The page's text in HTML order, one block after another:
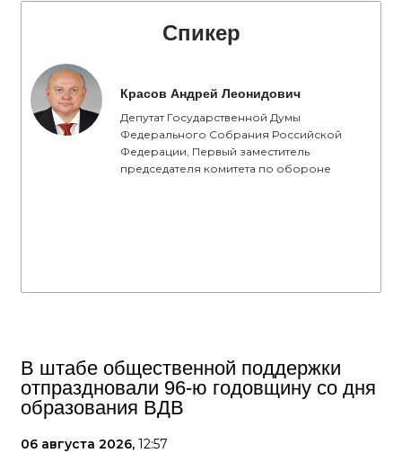
Спикер
Красов Андрей Леонидович
Депутат Государственной Думы
Федерального Собрания Российской
Федерации, Первый заместитель
председателя комитета по обороне
В штабе общественной поддержки
отпраздновали 96-ю годовщину со дня
образования ВДВ
06 августа 2026, 12:57